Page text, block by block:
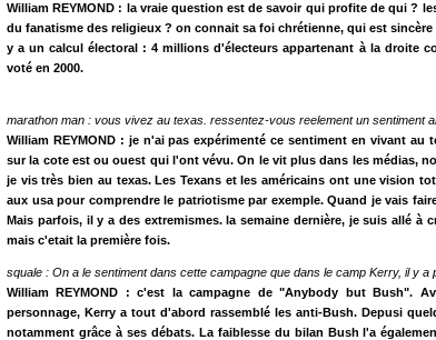
William REYMOND : la vraie question est de savoir qui profite de qui ?
du fanatisme des religieux ? on connait sa foi chrétienne, qui est
y a un calcul électoral : 4 millions d'électeurs appartenant à la droite
voté en 2000.
marathon man : vous vivez au texas. ressentez-vous reelement un sentiment
William REYMOND : je n'ai pas expérimenté ce sentiment en vivant au
sur la cote est ou ouest qui l'ont vévu. On le vit plus dans les médias,
je vis très bien au texas. Les Texans et les américains ont une vision
aux usa pour comprendre le patriotisme par exemple. Quand je vais
Mais parfois, il y a des extremismes. la semaine dernière, je suis allé à
mais c'etait la première fois.
squale : On a le sentiment dans cette campagne que dans le camp Kerry, il y
William REYMOND : c'est la campagne de "Anybody but Bush".
personnage, Kerry a tout d'abord rassemblé les anti-Bush. Depusi
notamment grâce à ses débats. La faiblesse du bilan Bush l'a